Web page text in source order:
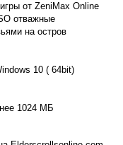
от ZeniMax Online
отважные
на остров
10 ( 64bit)
1024 МБ